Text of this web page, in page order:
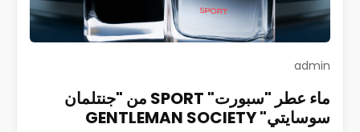
admin
ماء عطر "سبورت" SPORT من "جنتلمان
سوسايتي" GENTLEMAN SOCIETY